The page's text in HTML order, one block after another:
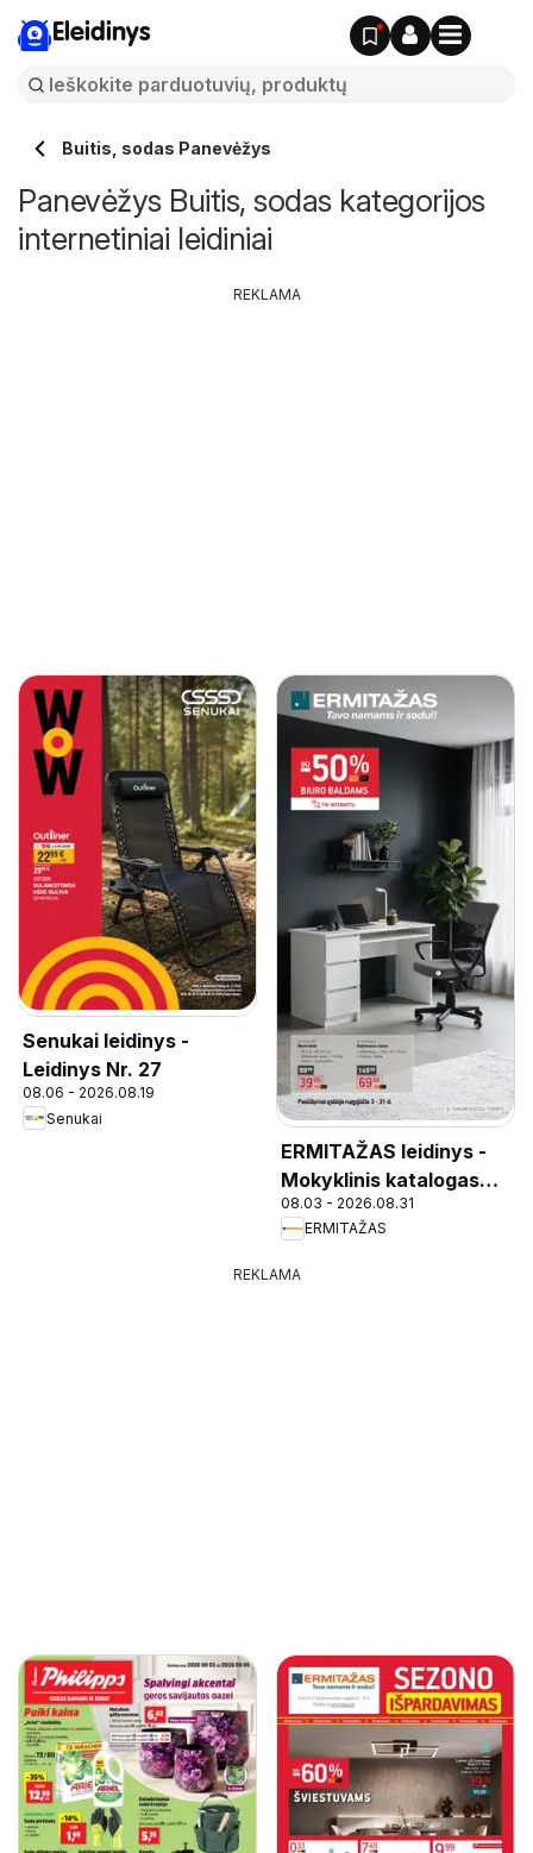
Eleidinys
Buitis, sodas Panevėžys
Panevėžys Buitis, sodas kategorijos
internetiniai leidiniai
Senukai leidinys -
Leidinys Nr. 27
08.06 - 2026.08.19
Senukai
ERMITAŽAS leidinys -
Mokyklinis katalogas
2026
08.03 - 2026.08.31
ERMITAŽAS
REKLAMA
REKLAMA